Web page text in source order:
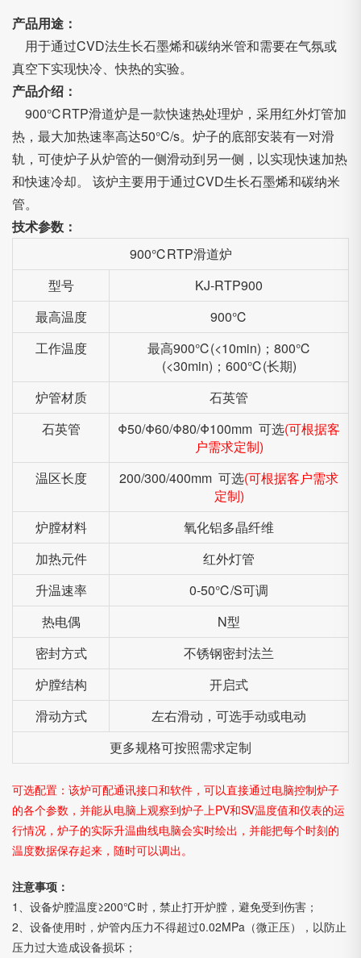
产品用途：
用于通过CVD法生长石墨烯和碳纳米管和需要在气氛或
真空下实现快冷、快热的实验。
产品介绍：
900℃RTP滑道炉是一款快速热处理炉，采用红外灯管加
热，最大加热速率高达50°C/s。炉子的底部安装有一对滑
轨，可使炉子从炉管的一侧滑动到另一侧，以实现快速加热
和快速冷却。 该炉主要用于通过CVD生长石墨烯和碳纳米
管。
技术参数：
900℃RTP滑道炉
型号
KJ-RTP900
最高温度
900℃
工作温度
最高900℃(<10min)；800℃
(<30min)；600℃(长期)
炉管材质
石英管
石英管
Φ50/Φ60/Φ80/Φ100mm 可选(可根据客
户需求定制)
温区长度
200/300/400mm 可选(可根据客户需求
定制)
炉膛材料
氧化铝多晶纤维
加热元件
红外灯管
升温速率
0-50℃/S可调
热电偶
N型
密封方式
不锈钢密封法兰
炉膛结构
开启式
滑动方式
左右滑动，可选手动或电动
更多规格可按照需求定制
可选配置：该炉可配通讯接口和软件，可以直接通过电脑控制炉子
的各个参数，并能从电脑上观察到炉子上PV和SV温度值和仪表的运
行情况，炉子的实际升温曲线电脑会实时绘出，并能把每个时刻的
温度数据保存起来，随时可以调出。
注意事项：
1、设备炉膛温度≥200℃时，禁止打开炉膛，避免受到伤害；
2、设备使用时，炉管内压力不得超过0.02MPa（微正压），以防止
压力过大造成设备损坏；